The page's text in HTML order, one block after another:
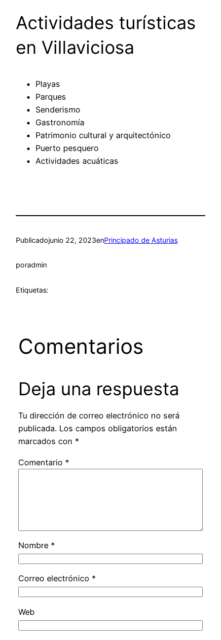
Actividades turísticas
en Villaviciosa
Playas
Parques
Senderismo
Gastronomía
Patrimonio cultural y arquitectónico
Puerto pesquero
Actividades acuáticas
Publicadojunio 22, 2023enPrincipado de Asturias
poradmin
Etiquetas:
Comentarios
Deja una respuesta
Tu dirección de correo electrónico no será
publicada. Los campos obligatorios están
marcados con *
Comentario *
Nombre *
Correo electrónico *
Web